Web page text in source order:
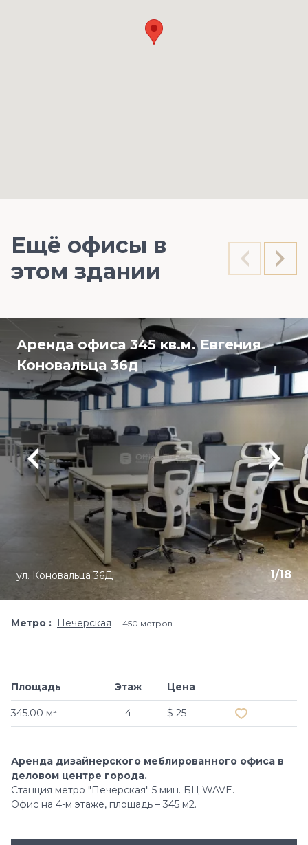
Ещё офисы в
этом здании
Аренда офиса 345 кв.м. Евгения
Коновальца 36д
1/18
ул. Коновальца 36Д
Метро Печерская 450 метров
Площадь
345.00 м²
Этаж
4
Цена
$ 25
Аренда дизайнерского меблированного офиса в
деловом центре города.
Станция метро "Печерская" 5 мин. БЦ WAVE.
Офис на 4-м этаже, площадь – 345 м2.